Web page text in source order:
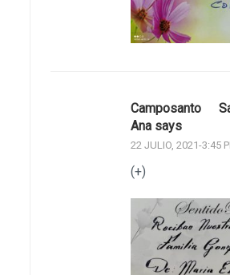
Camposanto
Ana says
22 JULIO, 2021-3:45
(+)